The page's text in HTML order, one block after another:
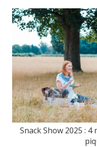
Snack Show 2025 :